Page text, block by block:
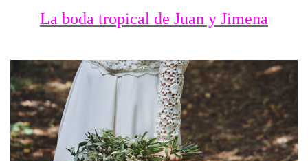
La boda tropical de Juan y Jimena